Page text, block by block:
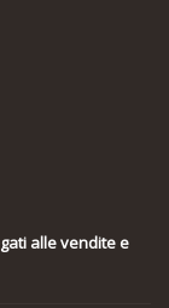
alle vendite e